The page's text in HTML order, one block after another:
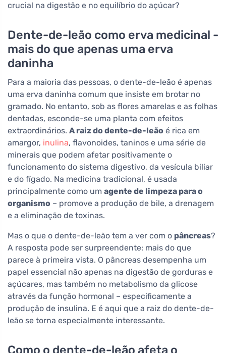
crucial na digestão e no equilíbrio do açúcar?
Dente-de-leão como erva medicinal -
mais do que apenas uma erva
daninha
Para a maioria das pessoas, o dente-de-leão é apenas
uma erva daninha comum que insiste em brotar no
gramado. No entanto, sob as flores amarelas e as folhas
dentadas, esconde-se uma planta com efeitos
extraordinários. A raiz do dente-de-leão é rica em
amargor, inulina, flavonoides, taninos e uma série de
minerais que podem afetar positivamente o
funcionamento do sistema digestivo, da vesícula biliar
e do fígado. Na medicina tradicional, é usada
principalmente como um agente de limpeza para o
organismo – promove a produção de bile, a drenagem
e a eliminação de toxinas.
Mas o que o dente-de-leão tem a ver com o pâncreas?
A resposta pode ser surpreendente: mais do que
parece à primeira vista. O pâncreas desempenha um
papel essencial não apenas na digestão de gorduras e
açúcares, mas também no metabolismo da glicose
através da função hormonal – especificamente a
produção de insulina. E é aqui que a raiz do dente-de-
leão se torna especialmente interessante.
Como o dente-de-leão afeta o